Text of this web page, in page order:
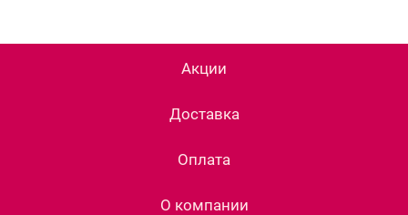
Акции
Доставка
Оплата
О компании